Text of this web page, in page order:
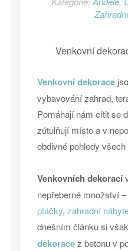
Venkovní
Venkovní dekorace
vybavování zahrad,
Pomáhají nám cítit se
zútulňují místo a v
obdivné pohledy
Venkovních dekorací
nepřeberné množství
ptáčky, zahradní
dnešním článku si
dekoracez betonu v